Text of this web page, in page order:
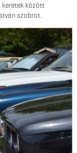
keretek között
szobrot.